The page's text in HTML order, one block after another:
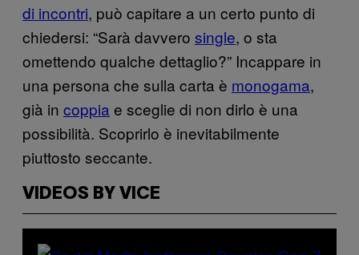
di incontri, può capitare a un certo punto di
chiedersi: “Sarà davvero single, o sta
omettendo qualche dettaglio?” Incappare in
una persona che sulla carta è monogama,
già in coppia e sceglie di non dirlo è una
possibilità. Scoprirlo è inevitabilmente
piuttosto seccante.
VIDEOS BY VICE